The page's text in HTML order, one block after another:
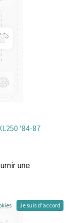
'84-87
une
Je suis d'accord